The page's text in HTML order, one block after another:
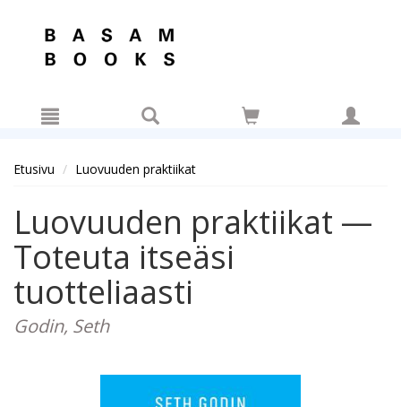
Etusivu Luovuuden praktiikat
Luovuuden praktiikat —
Toteuta itseäsi
tuotteliaasti
Godin, Seth